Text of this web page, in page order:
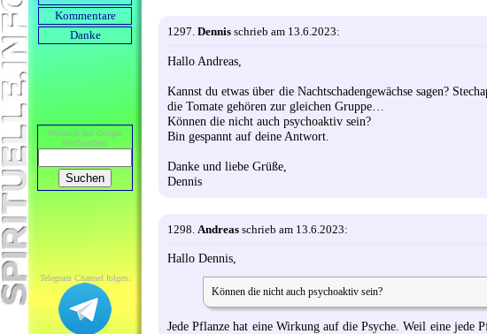
Kommentare
Danke
Webseite mit Google
durch­suchen:
Telegram Channel folgen:
1297. Dennis schrieb am 13.6.2023:
Hallo Andreas,
Kannst du etwas über die Nachtschadengewächse sagen?
die Tomate gehören zur gleichen Gruppe…
Können die nicht auch psychoaktiv sein?
Bin gespannt auf deine Antwort.
Danke und liebe Grüße,
Dennis
1298. Andreas schrieb am 13.6.2023:
Hallo Dennis,
Können die nicht auch psychoaktiv sein?
Jede Pflanze hat eine Wirkung auf die Psyche. Weil eine